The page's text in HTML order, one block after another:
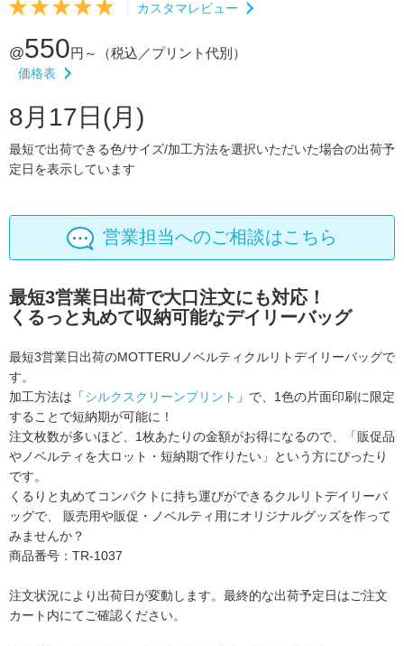
カスタマレビュー
@550円～ （税込／プリント代別）
価格表
8月17日(月)
最短で出荷できる色/サイズ/加工方法を選択いただいた場合の出荷予
定日を表示しています
営業担当へのご相談はこちら
最短3営業日出荷で大口注文にも対応！
くるっと丸めて収納可能なデイリーバッグ
最短3営業日出荷のMOTTERUノベルティクルリトデイリーバッグで
す。
加工方法は「シルクスクリーンプリント 」で、1色の片面印刷に限定
することで短納期が可能に！
注文枚数が多いほど、1枚あたりの金額がお得になるので、
「販促品
やノベルティを大ロット・短納期で作りたい」という方にぴったり
です。
くるりと丸めてコンパクトに持ち運びができるクルリトデイリーバ
ッグで、
販売用や販促・ノベルティ用にオリジナルグッズを作って
みませんか？
商品番号：TR-1037
注文状況により出荷日が変動します。 最終的な出荷予定日はご注文
カート内にてご確認ください。